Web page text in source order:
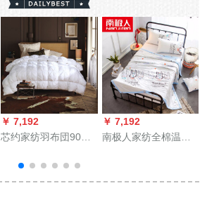
￥ 7,192
芯约家纺羽布団90白
キシブルスコール冬
白フェザーによって
￥ 7,192
南极人家纺全棉温度
夏凉被単ダブル春夏